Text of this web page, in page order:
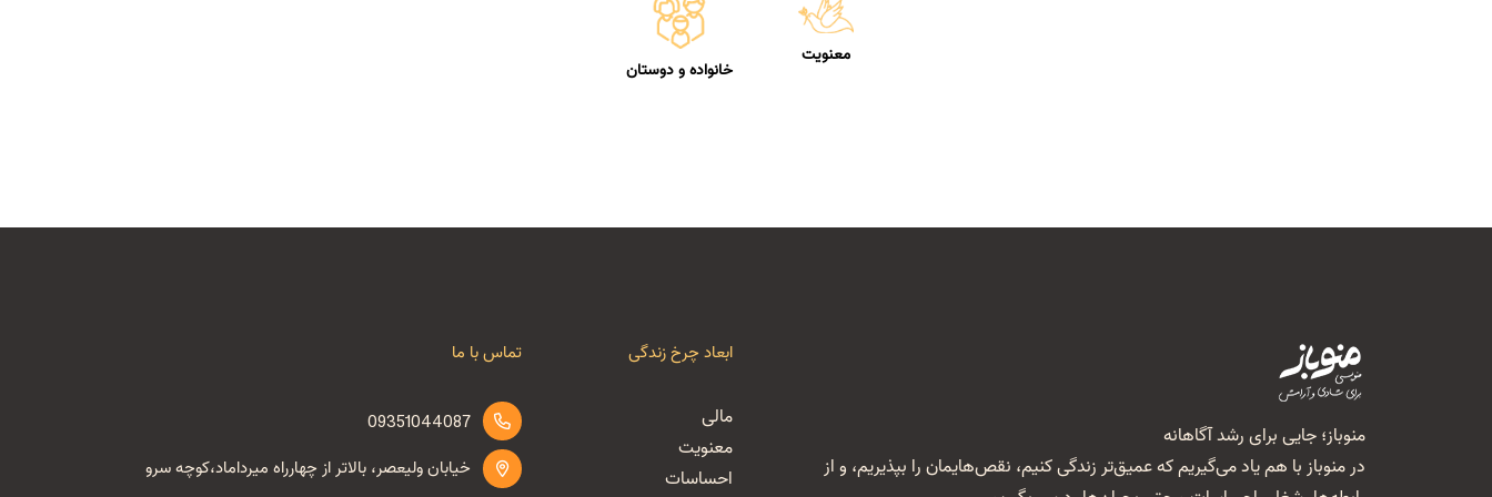
معنویت
خانواده و دوستان
منوباز؛ جایی برای رشد آگاهانه
در منوباز با هم یاد می‌گیریم که عمیق‌تر زندگی کنیم، نقص‌هایمان را بپذیریم، و از
ابعاد چرخ زندگی
مالی
معنویت
احساسات
تماس با ما
09351044087
خیابان ولیعصر، بالاتر از چهارراه میرداماد،کوچه سرو